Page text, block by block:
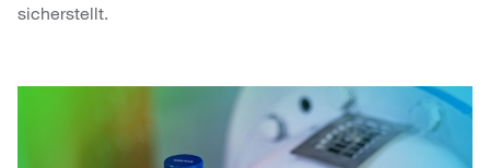
sicherstellt.